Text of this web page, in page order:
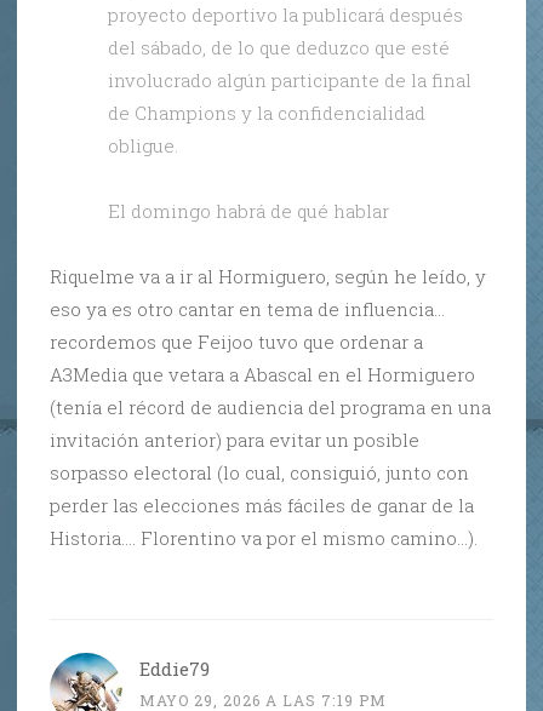
proyecto deportivo la publicará después
del sábado, de lo que deduzco que esté
involucrado algún participante de la final
de Champions y la confidencialidad
obligue.
El domingo habrá de qué hablar
Riquelme va a ir al Hormiguero, según he leído, y
eso ya es otro cantar en tema de influencia…
recordemos que Feijoo tuvo que ordenar a
A3Media que vetara a Abascal en el Hormiguero
(tenía el récord de audiencia del programa en una
invitación anterior) para evitar un posible
sorpasso electoral (lo cual, consiguió, junto con
perder las elecciones más fáciles de ganar de la
Historia…. Florentino va por el mismo camino…).
Eddie79
MAYO 29, 2026 A LAS 7:19 PM